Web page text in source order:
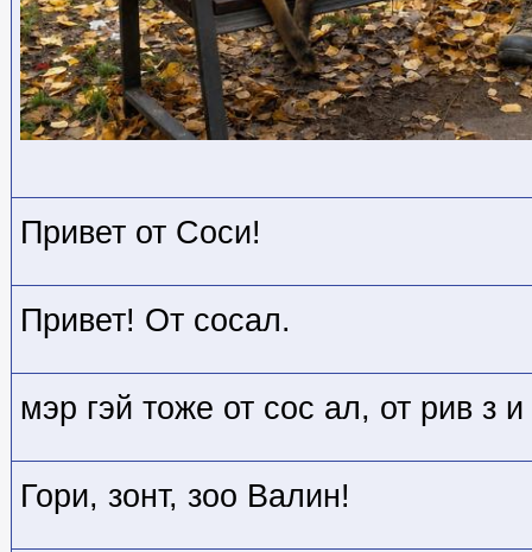
Привет от Соси!
Привет! От сосал.
мэр гэй тоже от сос ал, от рив з
Гори, зонт, зоо Валин!